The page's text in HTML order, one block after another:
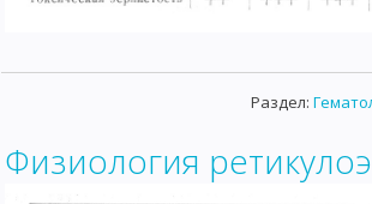
Раздел:
Физиология